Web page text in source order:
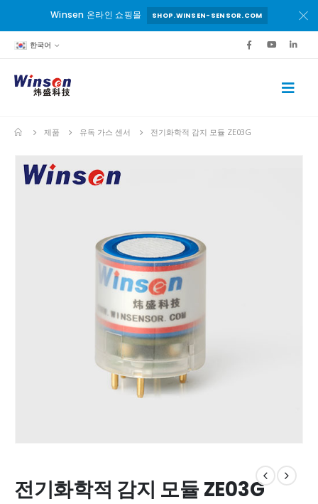
Winsen 온라인 쇼핑몰 SHOP.WINSEN-SENSOR.COM
한국어
제품 유독 가스 센서 전기화학적 감지 모듈 ZE03G
전기화학적 감지 모듈 ZE03G